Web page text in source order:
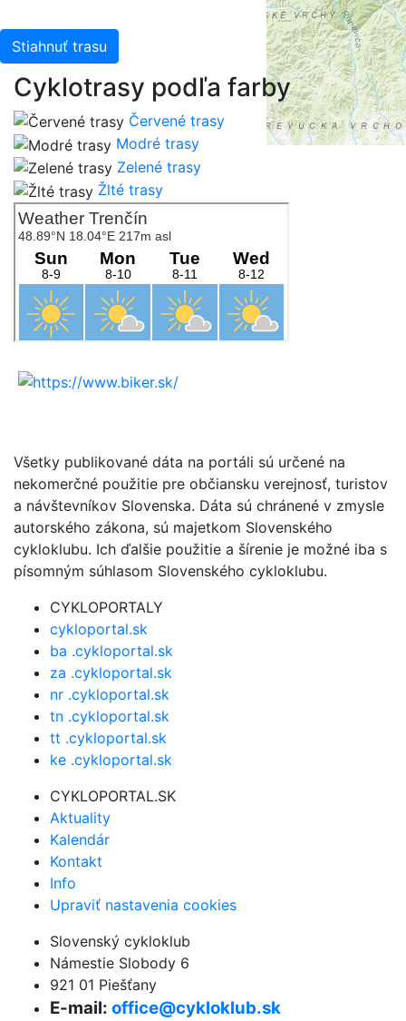
Stiahnuť trasu
Cyklotrasy podľa farby
Červené trasy
Modré trasy
Zelené trasy
Žlté trasy
Všetky publikované dáta na portáli sú určené na
nekomerčné použitie pre občiansku verejnosť, turistov
a návštevníkov Slovenska. Dáta sú chránené v zmysle
autorského zákona, sú majetkom Slovenského
cykloklubu. Ich ďalšie použitie a šírenie je možné iba s
písomným súhlasom Slovenského cykloklubu.
CYKLOPORTALY
cykloportal.sk
ba .cykloportal.sk
za .cykloportal.sk
nr .cykloportal.sk
tn .cykloportal.sk
tt .cykloportal.sk
ke .cykloportal.sk
CYKLOPORTAL.SK
Aktuality
Kalendár
Kontakt
Info
Upraviť nastavenia cookies
Slovenský cykloklub
Námestie Slobody 6
921 01 Piešťany
E-mail: office@cykloklub.sk